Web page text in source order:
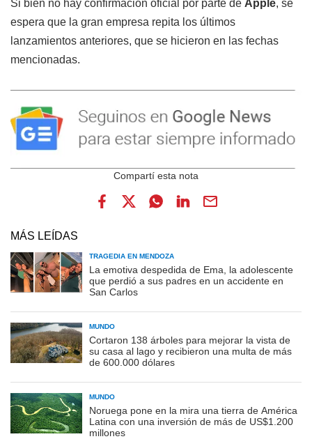
Si bien no hay confirmación oficial por parte de Apple, se
espera que la gran empresa repita los últimos
lanzamientos anteriores, que se hicieron en las fechas
mencionadas.
MÁS LEÍDAS
TRAGEDIA EN MENDOZA
La emotiva despedida de Ema, la adolescente
que perdió a sus padres en un accidente en
San Carlos
MUNDO
Cortaron 138 árboles para mejorar la vista de
su casa al lago y recibieron una multa de más
de 600.000 dólares
MUNDO
Noruega pone en la mira una tierra de América
Latina con una inversión de más de US$1.200
millones